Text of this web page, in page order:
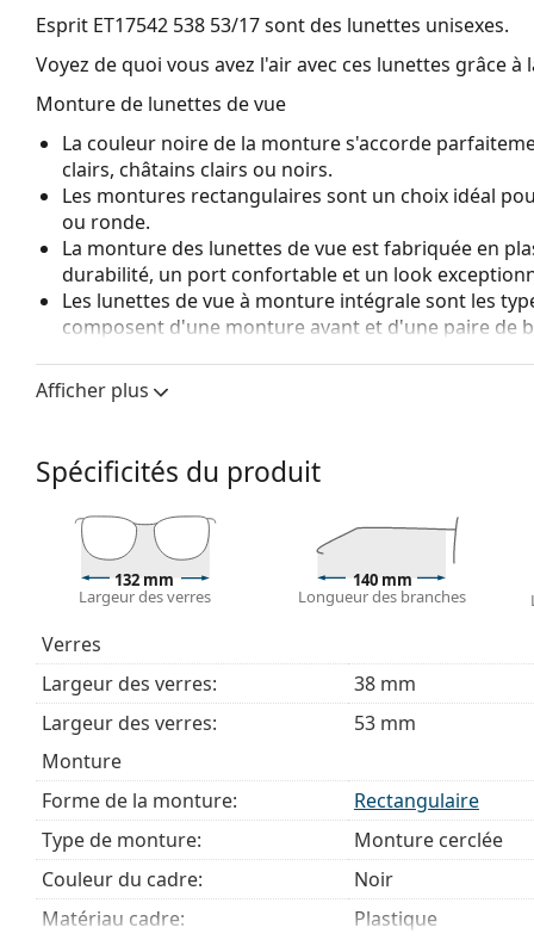
Esprit ET17542 538 53/17sont des lunettes unisexes.
Voyez de quoi vous avez l'air avec ces lunettes grâce
Monture de lunettes de vue
La couleur noire de la monture s'accorde
clairs, châtains clairs ou noirs.
Les montures rectangulaires sont un choix idéal
ou ronde.
La monture des lunettes de vue est fabriquée en
durabilité, un port confortable et un look
Les lunettes de vue à monture intégrale sont les
composent d'une monture avant et d'une paire de
fait qu'elles enferment entièrement le verre, et
de monture convient à tous les verres, y compris
Nous livrons les lunettes dans leur étui d'origine. La
Le chiffon fourni est idéal pour le nettoyage et
livrés avec un sac en tissu au lieu d'un chiffon.
Explorez la gamme complète delunettes de vue pour
des lunettessi vous avez besoin d'aide pour choisir.
Ceci est un dispositif médical. Lisez le mode d'emploi
Afficher plus
Spécificités du produit
132 mm
Largeur des verres
140 mm
Longueur des branches
Verres
Largeur des verres:
38 mm
Largeur des verres:
53 mm
Monture
Forme de la monture:
Rectangulaire
Type de monture:
Monture cerclée
Couleur du cadre:
Noir
Matériau cadre:
Plastique